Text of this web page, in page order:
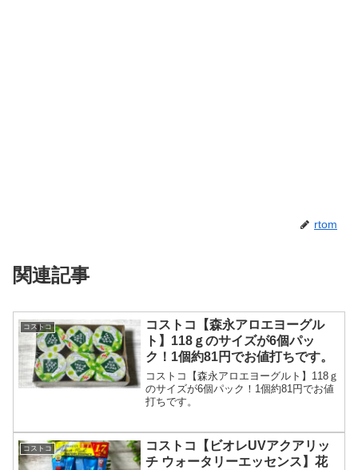
rtom
関連記事
コストコ
コストコ【森永アロエヨーグル
ト】118ｇのサイズが6個パッ
ク！1個約81円でお値打ちです。
コストコ【森永アロエヨーグルト】118ｇ
のサイズが6個パック！1個約81円でお値
打ちです。
コストコ
コストコ【ビオレUVアクアリッ
チ ウォータリーエッセンス】花